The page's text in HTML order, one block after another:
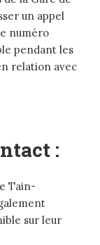
un appel
numéro
pendant les
relation avec
:
Tain-
sur leur